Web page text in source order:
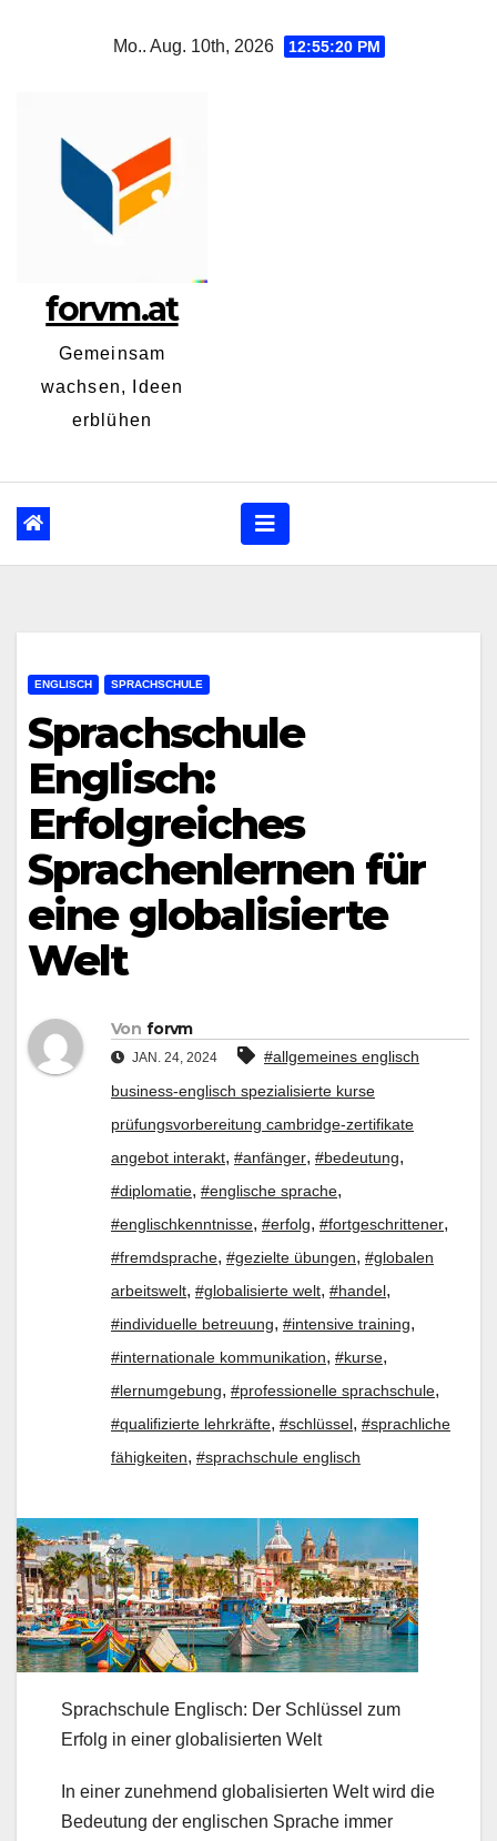
Mo.. Aug. 10th, 2026 12:55:21 PM
forvm.at
Gemeinsam
wachsen, Ideen
erblühen
ENGLISCH SPRACHSCHULE
Sprachschule
Englisch:
Erfolgreiches
Sprachenlernen für
eine globalisierte
Welt
Von forvm
JAN. 24, 2024
#allgemeines englisch
business-englisch spezialisierte kurse
prüfungsvorbereitung cambridge-zertifikate
angebot interakt, #anfänger, #bedeutung,
#diplomatie, #englische sprache,
#englischkenntnisse, #erfolg, #fortgeschrittener,
#fremdsprache, #gezielte übungen, #globalen
arbeitswelt, #globalisierte welt, #handel,
#individuelle betreuung, #intensive training,
#internationale kommunikation, #kurse,
#lernumgebung, #professionelle sprachschule,
#qualifizierte lehrkräfte, #schlüssel, #sprachliche
fähigkeiten, #sprachschule englisch
Sprachschule Englisch: Der Schlüssel zum
Erfolg in einer globalisierten Welt
In einer zunehmend globalisierten Welt wird die
Bedeutung der englischen Sprache immer